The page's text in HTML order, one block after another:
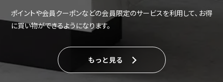
ポイントや会員クーポンなどの会員限定のサービスを利用して、お得
に買い物ができるようになります。
もっと見る